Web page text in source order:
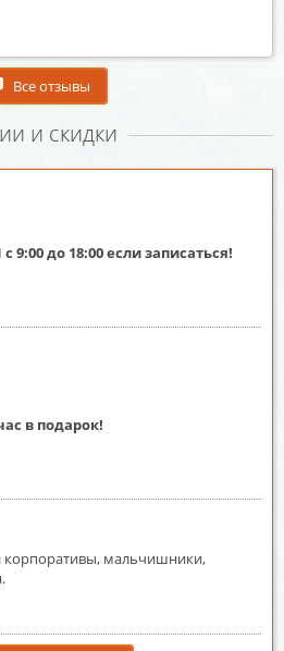
Все отзывы
и скидки
9:00 до 18:00 если записаться!
в подарок!
корпоративы, мальчишники,